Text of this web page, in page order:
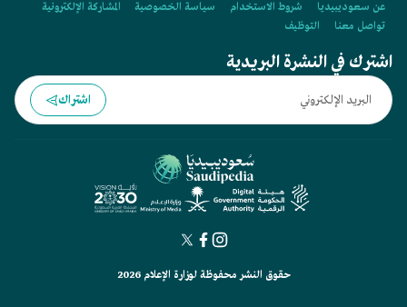
عن سعوديبيديا شروط الاستخدام سياسة الخصوصية
المشاركة الإلكترونية
تواصل معنا
التوظيف
اشترك في النشرة البريدية
اشتراك
حقوق النشر محفوظة لوزارة الإعلام 2026